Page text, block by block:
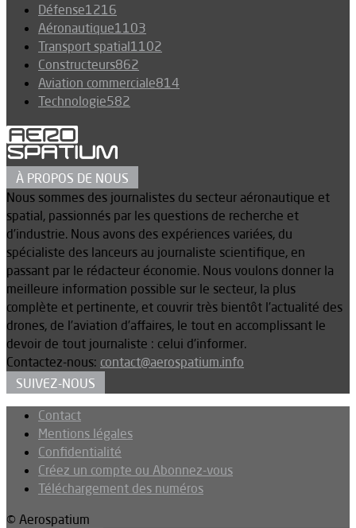
Défense1216
Aéronautique1103
Transport spatial1102
Constructeurs862
Aviation commerciale814
Technologie582
À PROPOS DE NOUS
Nous sommes des journalistes du secteur aéronautique et
spatial, passionnés par les questions de recherche et
d’industrie. Nous avons des expériences variées, du
spécialiste des lanceurs au journaliste scientifique, en
passant par le rédacteur économie. Nous voulons donner la
meilleure information possible sur le secteur, la plus
complète et pertinente, et couvrir très bientôt l’actualité des
drones, de l’aviation d’affaires, le tout en accomplissant le
devoir de tout journaliste : celui d’informer.
Contactez-nous: contact@aerospatium.info
SUIVEZ-NOUS
Contact
Mentions légales
Confidentialité
Créez un compte ou Abonnez-vous
Téléchargement des numéros
© Aerospatium